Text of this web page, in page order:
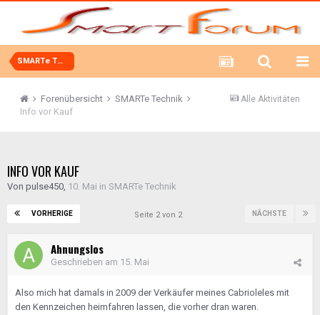
SMARTe Technik
Alle Aktivitäten
Forenübersicht
SMARTe Technik
Info vor Kauf
INFO VOR KAUF
Von pulse450, 10. Mai in SMARTe Technik
VORHERIGE NÄCHSTE
Seite 2 von 2
Ahnungslos
Geschrieben am 15. Mai
Also mich hat damals in 2009 der Verkäufer meines Cabrioleles mit
den Kennzeichen heimfahren lassen, die vorher dran waren.